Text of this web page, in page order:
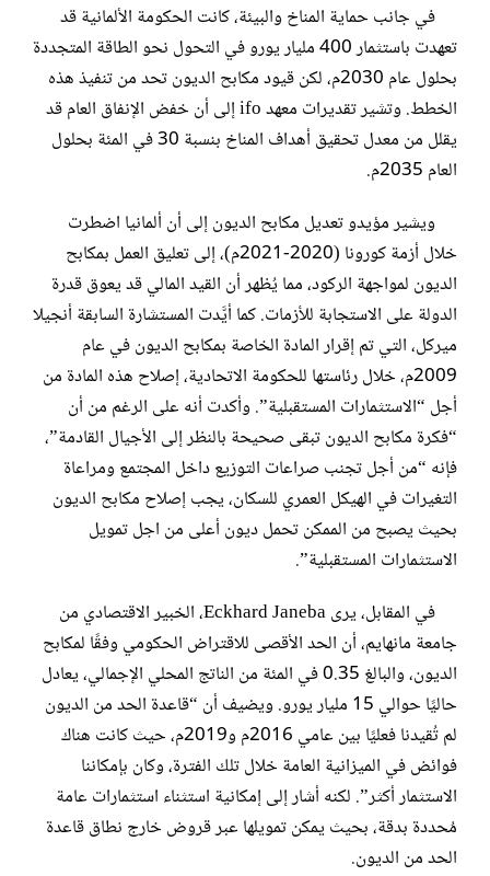
في جانب حماية المناخ والبيئة، كانت الحكومة الألمانية قد
تعهدت باستثمار 400 مليار يورو في التحول نحو الطاقة المتجددة
بحلول عام 2030م، لكن قيود مكابح الديون تحد من تنفيذ هذه
الخطط. وتشير تقديرات معهد ifo إلى أن خفض الإنفاق العام قد
يقلل من معدل تحقيق أهداف المناخ بنسبة 30 في المئة بحلول
العام 2035م.
ويشير مؤيدو تعديل مكابح الديون إلى أن ألمانيا اضطرت
خلال أزمة كورونا (2020-2021م)، إلى تعليق العمل بمكابح
الديون لمواجهة الركود، مما يُظهر أن القيد المالي قد يعوق قدرة
الدولة على الاستجابة للأزمات. كما أيَّدت المستشارة السابقة أنجيلا
ميركل، التي تم إقرار المادة الخاصة بمكابح الديون في عام
2009م، خلال رئاستها للحكومة الاتحادية، إصلاح هذه المادة من
أجل “الاستثمارات المستقبلية”. وأكدت أنه على الرغم من أن
“فكرة مكابح الديون تبقى صحيحة بالنظر إلى الأجيال القادمة”،
فإنه “من أجل تجنب صراعات التوزيع داخل المجتمع ومراعاة
التغيرات في الهيكل العمري للسكان، يجب إصلاح مكابح الديون
بحيث يصبح من الممكن تحمل ديون أعلى من اجل تمويل
الاستثمارات المستقبلية”.
في المقابل، يرى Eckhard Janeba، الخبير الاقتصادي من
جامعة مانهايم، أن الحد الأقصى للاقتراض الحكومي وفقًا لمكابح
الديون، والبالغ 0.35 في المئة من الناتج المحلي الإجمالي، يعادل
حاليًا حوالي 15 مليار يورو. ويضيف أن “قاعدة الحد من الديون
لم تُقيدنا فعليًا بين عامي 2016م و2019م، حيث كانت هناك
فوائض في الميزانية العامة خلال تلك الفترة، وكان بإمكاننا
الاستثمار أكثر”. لكنه أشار إلى إمكانية استثناء استثمارات عامة
مُحددة بدقة، بحيث يمكن تمويلها عبر قروض خارج نطاق قاعدة
الحد من الديون.